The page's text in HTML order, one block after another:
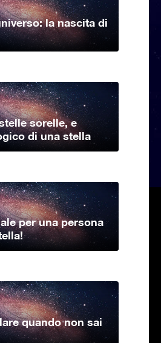
la nascita di
sorelle, e
di una stella
per una persona
quando non sai